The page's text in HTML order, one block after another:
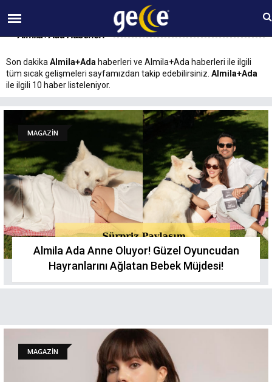
07 AĞUSTOS Cuma 22:14
Almila+Ada Haberleri
Son dakika Almila+Ada haberleri ve Almila+Ada haberleri ile ilgili
tüm sıcak gelişmeleri sayfamızdan takip edebilirsiniz. Almila+Ada
ile ilgili 10 haber listeleniyor.
MAGAZİN
Almila Ada Anne Oluyor! Güzel Oyuncudan
Hayranlarını Ağlatan Bebek Müjdesi!
MAGAZİN